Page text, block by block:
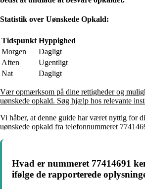
Statistik over Uønskede Opkald:
Tidspunkt Hyppighed
Morgen
Dagligt
Aften
Ugentligt
Nat
Dagligt
Vær opmærksom på dine rettigheder og
uønskede opkald. Søg hjælp hos relevante
Vi håber, at denne guide har været nyttig for
uønskede opkald fra telefonnummeret
Hvad er nummeret 77414691
ifølge de rapporterede